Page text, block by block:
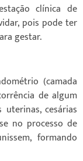
clínica de
pois pode ter
gestar.
(camada
de algum
cesárias
no processo de
formando